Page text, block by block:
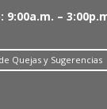
9:00a.m. –
Quejas y Sugerencias